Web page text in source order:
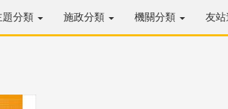
題分類 施政分類 機關分類 友站